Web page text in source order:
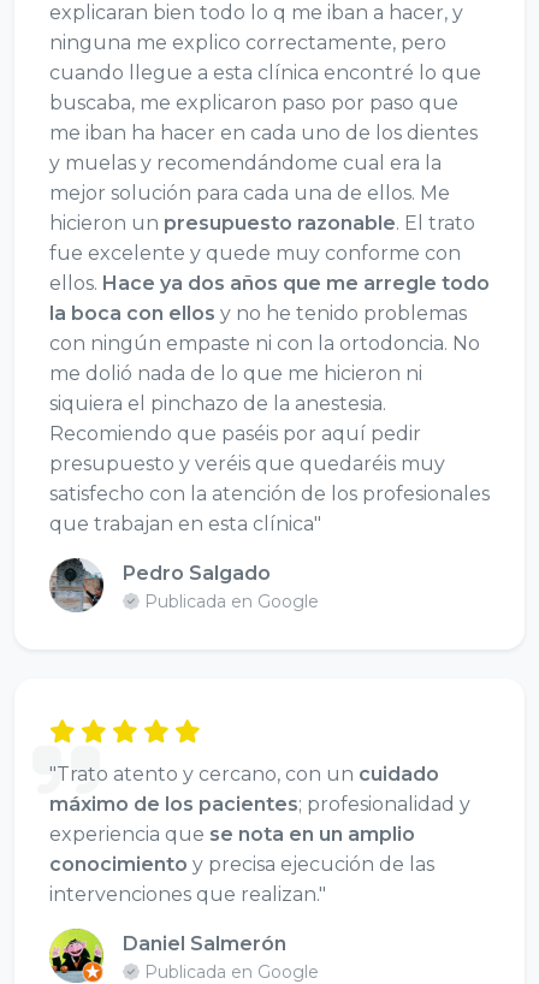
explicaran bien todo lo q me iban a hacer, y
ninguna me explico correctamente, pero
cuando llegue a esta clínica encontré lo que
buscaba, me explicaron paso por paso que
me iban ha hacer en cada uno de los dientes
y muelas y recomendándome cual era la
mejor solución para cada una de ellos. Me
hicieron un presupuesto razonable. El trato
fue excelente y quede muy conforme con
ellos. Hace ya dos años que me arregle todo
la boca con ellos y no he tenido problemas
con ningún empaste ni con la ortodoncia. No
me dolió nada de lo que me hicieron ni
siquiera el pinchazo de la anestesia.
Recomiendo que paséis por aquí pedir
presupuesto y veréis que quedaréis muy
satisfecho con la atención de los profesionales
que trabajan en esta clínica"
Pedro Salgado
Publicada en Google
"Trato atento y cercano, con un cuidado
máximo de los pacientes; profesionalidad y
experiencia que se nota en un amplio
conocimiento y precisa ejecución de las
intervenciones que realizan."
Daniel Salmerón
Publicada en Google